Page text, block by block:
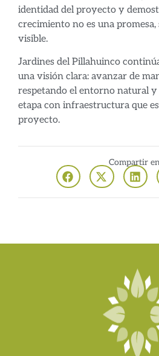
identidad del proyecto y
crecimiento no es una
visible.
Jardines del Pillahuinco
una visión clara: avanzar de
respetando el entorno natural y
etapa con infraestructura que
proyecto.
Compartir